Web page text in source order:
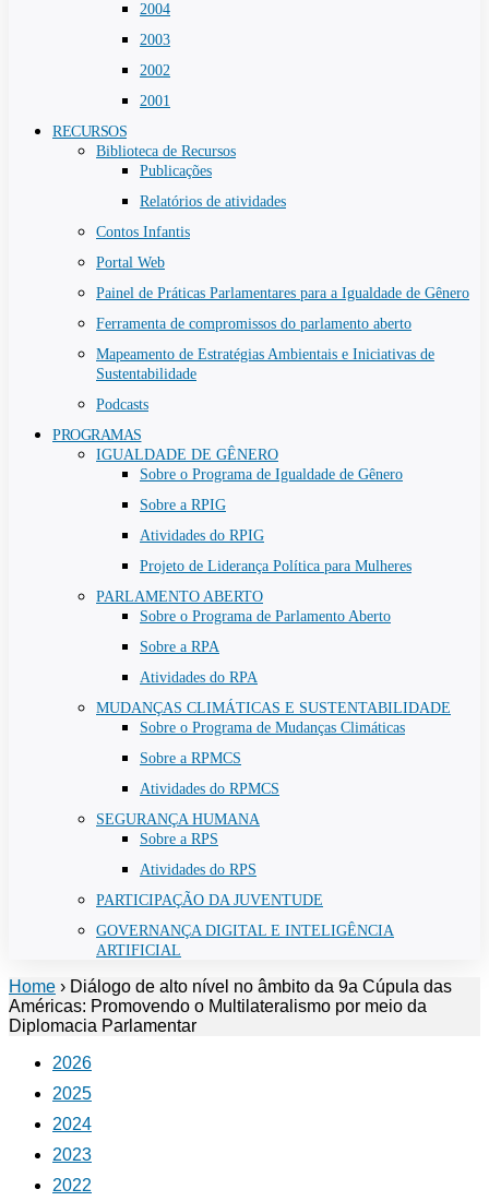
2004
2003
2002
2001
RECURSOS
Biblioteca de Recursos
Publicações
Relatórios de atividades
Contos Infantis
Portal Web
Painel de Práticas Parlamentares para a Igualdade de Gênero
Ferramenta de compromissos do parlamento aberto
Mapeamento de Estratégias Ambientais e Iniciativas de
Sustentabilidade
Podcasts
PROGRAMAS
IGUALDADE DE GÊNERO
Sobre o Programa de Igualdade de Gênero
Sobre a RPIG
Atividades do RPIG
Projeto de Liderança Política para Mulheres
PARLAMENTO ABERTO
Sobre o Programa de Parlamento Aberto
Sobre a RPA
Atividades do RPA
MUDANÇAS CLIMÁTICAS E SUSTENTABILIDADE
Sobre o Programa de Mudanças Climáticas
Sobre a RPMCS
Atividades do RPMCS
SEGURANÇA HUMANA
Sobre a RPS
Atividades do RPS
PARTICIPAÇÃO DA JUVENTUDE
GOVERNANÇA DIGITAL E INTELIGÊNCIA
ARTIFICIAL
Home › Diálogo de alto nível no âmbito da 9a Cúpula das
Américas: Promovendo o Multilateralismo por meio da
Diplomacia Parlamentar
2026
2025
2024
2023
2022